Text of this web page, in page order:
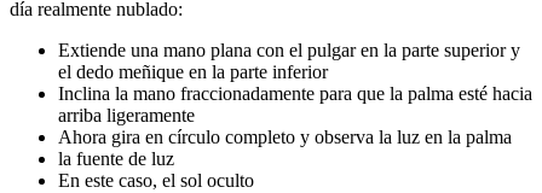
día realmente nublado:
Extiende una mano plana con el pulgar en la parte superior y
el dedo meñique en la parte inferior
Inclina la mano fraccionadamente para que la palma esté hacia
arriba ligeramente
Ahora gira en círculo completo y observa la luz en la palma
la fuente de luz
En este caso, el sol oculto